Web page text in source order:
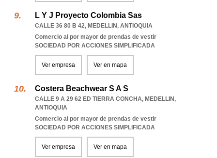
L Y J Proyecto Colombia Sas
CALLE 36 80 B 42, MEDELLIN, ANTIOQUIA
Comercio al por mayor de prendas de vestir
SOCIEDAD POR ACCIONES SIMPLIFICADA
Ver empresa Ver en mapa
Costera Beachwear S A S
CALLE 9 A 29 62 ED TIERRA CONCHA, MEDELLIN,
ANTIOQUIA
Comercio al por mayor de prendas de vestir
SOCIEDAD POR ACCIONES SIMPLIFICADA
Ver empresa Ver en mapa